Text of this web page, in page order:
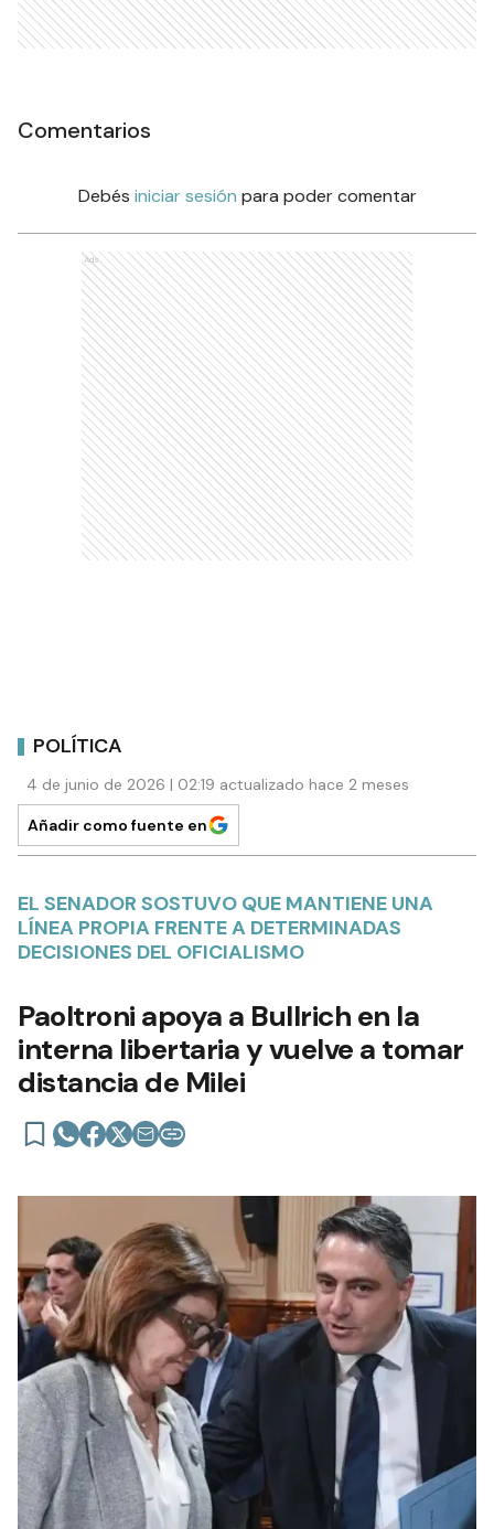
Comentarios
Debés iniciar sesión para poder comentar
Ads
POLÍTICA
4 de junio de 2026 | 02:19 actualizado hace 2 meses
Añadir como fuente en
EL SENADOR SOSTUVO QUE MANTIENE UNA
LÍNEA PROPIA FRENTE A DETERMINADAS
DECISIONES DEL OFICIALISMO
Paoltroni apoya a Bullrich en la
interna libertaria y vuelve a tomar
distancia de Milei